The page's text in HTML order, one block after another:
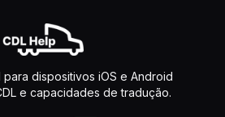
dispositivos iOS e Android
e capacidades de tradução.